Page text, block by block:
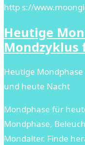
http s://
Heutige
Heutige
und heute Nacht
Mondphase für
Mondphase,
Mondalter. Finde